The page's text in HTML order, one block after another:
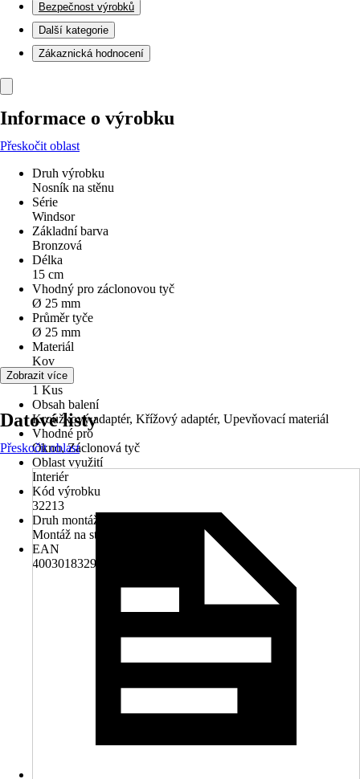
Bezpečnost výrobků
Další kategorie
Zákaznická hodnocení
Informace o výrobku
Přeskočit oblast
Druh výrobku
Nosník na stěnu
Série
Windsor
Základní barva
Bronzová
Délka
15 cm
Vhodný pro záclonovou tyč
Ø 25 mm
Průměr tyče
Ø 25 mm
Materiál
Kov
Obsah
1 Kus
Obsah balení
Kroužkový adaptér, Křížový adaptér, Upevňovací materiál
Vhodné pro
Okno, Záclonová tyč
Oblast využití
Interiér
Kód výrobku
32213
Druh montáže
Montáž na stěnu
EAN
4003018329398
Zobrazit více
Datové listy
Přeskočit oblast